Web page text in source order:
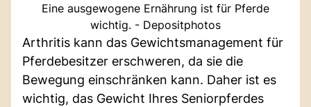
Eine ausgewogene Ernährung ist für Pferde
wichtig. - Depositphotos
Arthritis kann das Gewichtsmanagement für
Pferdebesitzer erschweren, da sie die
Bewegung einschränken kann. Daher ist es
wichtig, das Gewicht Ihres Seniorpferdes